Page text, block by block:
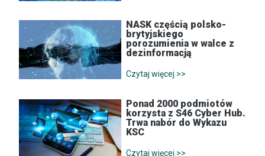
NASK częścią polsko-
brytyjskiego
porozumienia w walce z
dezinformacją
Czytaj więcej >>
Ponad 2000 podmiotów
korzysta z S46 Cyber Hub.
Trwa nabór do Wykazu
KSC
Czytaj więcej >>